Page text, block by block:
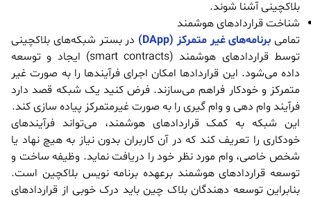
بلاکچینی آشنا شوند.
شناخت قراردادهای هوشمند
تمامی برنامه‌های غیر متمرکز (DApp)
در بستر شبکه‌های بلاکچینی
توسط قراردادهای هوشمند (smart contracts) ایجاد و توسعه
داده می‌شود. این قراردادها امکان اجرای فرآیندها را به صورت غیر
متمرکز و خودکار فراهم می‌سازند. فرض کنید یک شبکه قصد دارد
فرآیند وام دهی و وام گیری را به صورت غیرمتمرکز پیاده سازی کند.
این شبکه به کمک قراردادهای هوشمند، می‌تواند فرآیندهای
خودکاری را تعریف کند که در آن کاربران بدون نیاز به هیچ نهاد یا
شخص خاصی، وام مورد نظر خود را دریافت نماید. وظیفه ساخت و
توسعه قراردادهای هوشمند برعهده برنامه نویس بلاکچین است.
بنابراین توسعه دهندگان بلاک چین باید درک خوبی از قراردادهای